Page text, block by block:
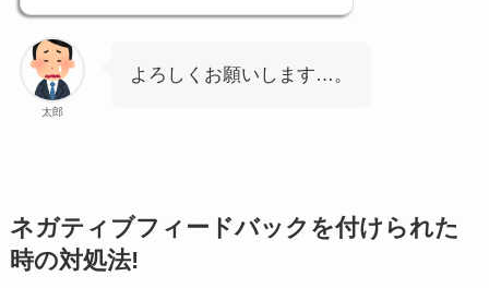
太郎
よろしくお願いします…。
ネガティブフィードバックを付けられた
時の対処法!